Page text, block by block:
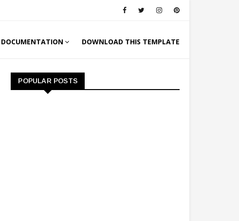
DOCUMENTATION DOWNLOAD THIS TEMPLATE
POPULAR POSTS